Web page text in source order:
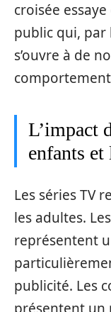
croisée
public qui, par
s’ouvre à de
L’impact
enfants et
Les séries TV
les adultes.
représentent
publicité. Les
présentent un